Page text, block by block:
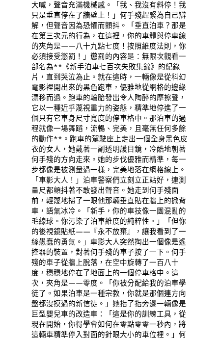
大喊，聲音充滿機械感。「我、我沒有斜停！我
只是垂直停在了牆壁上！」何手殘趕緊為自己辯
解，但聲音因為恐懼而顫抖。「垂直泊車？那是
在第三次元的行為，在這裡，你的車體與停車線
的夾角是——八十九點七度！按照維度法則，你
必須接受懲罰！」懲罰的內容是：無限次觀看一
部名為**《新手泊車七百次失敗集錦》的紀錄
片，直到哭泣為止。就在這時，一輛像是從科幻
電影裡開出來的黑色跑車，優雅地從網格的邊緣
漂移而過。跑車的輪胎發出令人陶醉的摩擦聲，
它以一種近乎蔑視重力的姿態，精準地停進了一
個只有它車身尺寸寬度的停車格中。那泊車的過
程就像一場舞蹈，流暢、完美，且毫無任何多餘
的動作**。跑車的駕駛座上走出一個全身黑色皮
衣的女人，她戴著一副透明護目鏡，冷酷地朝著
何手殘的方向走來。她的步伐優雅而精準，每一
步都像是被測量過一樣，完美地落在網格線上。
「車影大人！」泊車警察們立刻立正站好，連測
量尺都顫抖著不敢發出聲音。她走到何手殘面
前，輕蔑地掃了一眼他那輛垂直貼在牆上的掀背
車，語氣冰冷。「新手，你的車技像一團混亂的
毛線球。你污染了泊車維度的純粹性。」「但你
的後視鏡貼紙——『永不放棄』，讓我看到了一
絲愚蠢的勇氣。」車影大人突然掏出一個像是遙
控器的裝置，對著何手殘的車子按了一下。何手
殘的車子從牆上脫落，在空中旋轉了一百八十
度，穩穩地停在了地面上的一個停車格中。這
次，夾角是——零度。「你被分配給我的泊車學
徒了。如果泊車是一種宗教，你就是那個連方向
盤都沒摸過的新信徒。」她指了指旁邊一輛像是
巨型嬰兒車的改造車：「這是你的訓練工具，從
現在開始，你得學會如何在零點零零一秒內，將
這輛車精準停入對面的針眼大小的車位裡。」何